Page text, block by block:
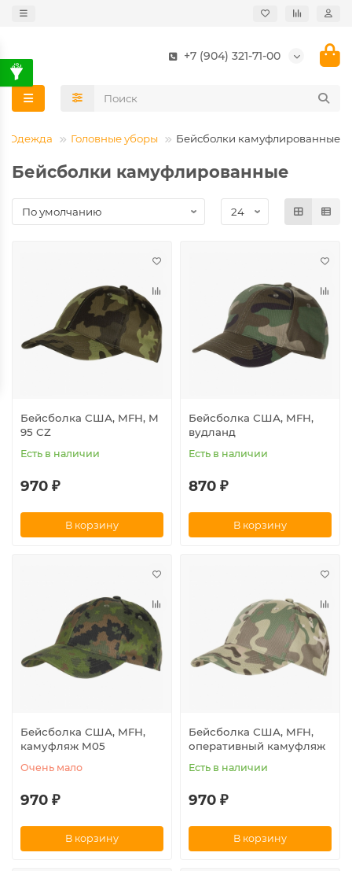
+7 (904) 321-71-00
Одежда Головные уборы Бейсболки камуфлированные
Бейсболки камуфлированные
Бейсболка США, MFH, M
95 CZ
Есть в наличии
970 ₽
В корзину
Бейсболка США, MFH,
вудланд
Есть в наличии
870 ₽
В корзину
Бейсболка США, MFH,
камуфляж M05
Очень мало
970 ₽
В корзину
Бейсболка США, MFH,
оперативный камуфляж
Есть в наличии
970 ₽
В корзину